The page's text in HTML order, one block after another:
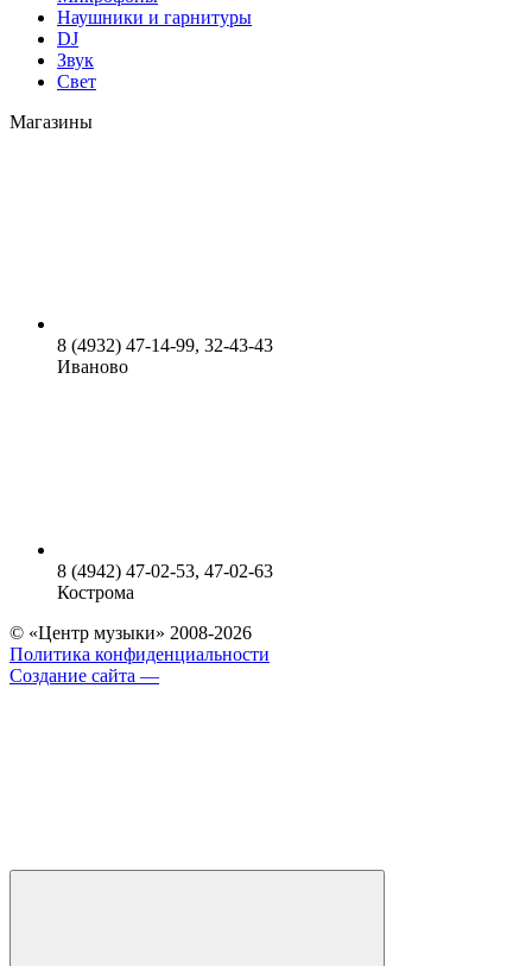
Наушники и гарнитуры
DJ
Звук
Свет
Магазины
8 (4932) 47-14-99, 32-43-43
Иваново
8 (4942) 47-02-53, 47-02-63
Кострома
© «Центр музыки» 2008-2026
Политика конфиденциальности
Создание сайта —